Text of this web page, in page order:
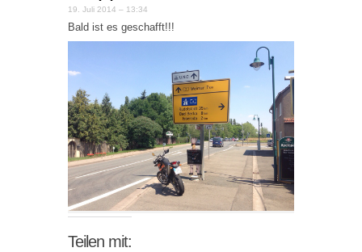
19. Juli 2014 – 13:34
Bald ist es geschafft!!!
Teilen mit: